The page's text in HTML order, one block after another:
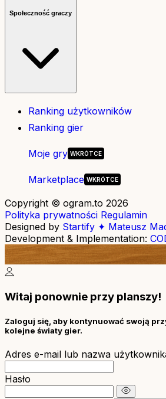
Społeczność graczy
Ranking użytkowników
Ranking gier
Moje gry
Marketplace
Copyright © ogram.to 2026
Polityka prywatności Regulamin
Designed by Startify ✦ Mateusz
Development & Implementation:
Witaj ponownie przy planszy!
Zaloguj się, aby kontynuować swoją
kolejne światy gier.
Adres e-mail lub nazwa
Hasło